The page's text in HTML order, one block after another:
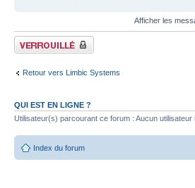
Afficher les
Fil verrouillé
Retour vers Limbic Systems
QUI EST EN LIGNE ?
Utilisateur(s) parcourant ce forum : Aucun utilisateur
Index du forum